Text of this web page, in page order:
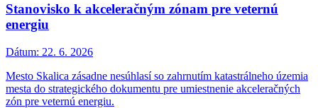
Stanovisko k akceleračným zónam pre veternú
energiu
Dátum: 22. 6. 2026
Mesto Skalica zásadne nesúhlasí so zahrnutím katastrálneho územia
mesta do strategického dokumentu pre umiestnenie akceleračných
zón pre veternú energiu.